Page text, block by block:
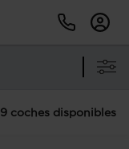
9 coches disponibles